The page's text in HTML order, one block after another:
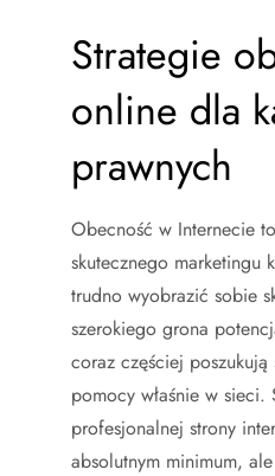
Strategie
online dla
prawnych
Obecność w Internecie
skutecznego marketingu
trudno wyobrazić sobie
szerokiego grona
coraz częściej poszukują
pomocy właśnie w sieci.
profesjonalnej strony
absolutnym minimum,